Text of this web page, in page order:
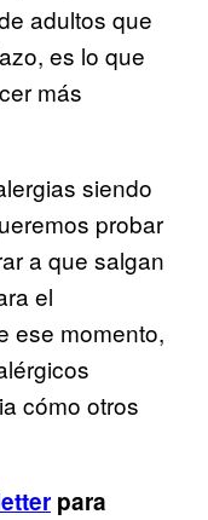
adultos que
es lo que
más
siendo
probar
a que salgan
el
ese momento,
cómo otros
para